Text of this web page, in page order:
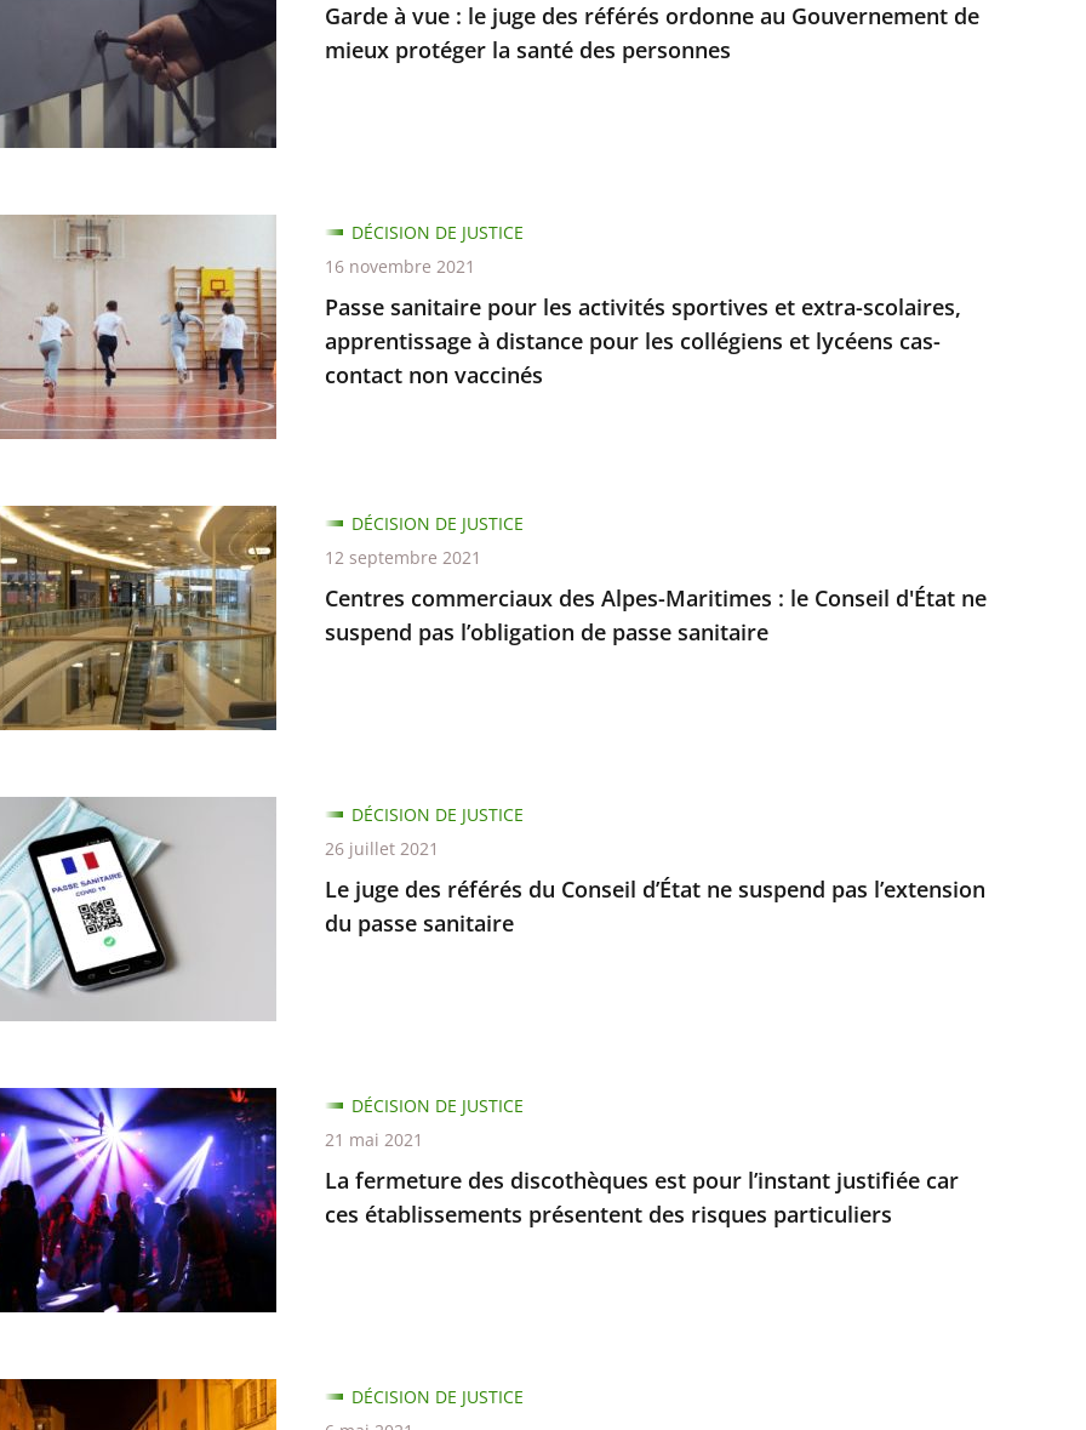
Garde à vue : le juge des référés ordonne au Gouvernement de
mieux protéger la santé des personnes
Passe sanitaire pour les activités sportives et extra-scolaires,
apprentissage à distance pour les collégiens et lycéens cas-
contact non vaccinés
DÉCISION DE JUSTICE
16 novembre 2021
Centres commerciaux des Alpes-Maritimes : le Conseil d'État ne
suspend pas l’obligation de passe sanitaire
DÉCISION DE JUSTICE
12 septembre 2021
Le juge des référés du Conseil d’État ne suspend pas l’extension
du passe sanitaire
DÉCISION DE JUSTICE
26 juillet 2021
La fermeture des discothèques est pour l’instant justifiée car
ces établissements présentent des risques particuliers
DÉCISION DE JUSTICE
21 mai 2021
DÉCISION DE JUSTICE